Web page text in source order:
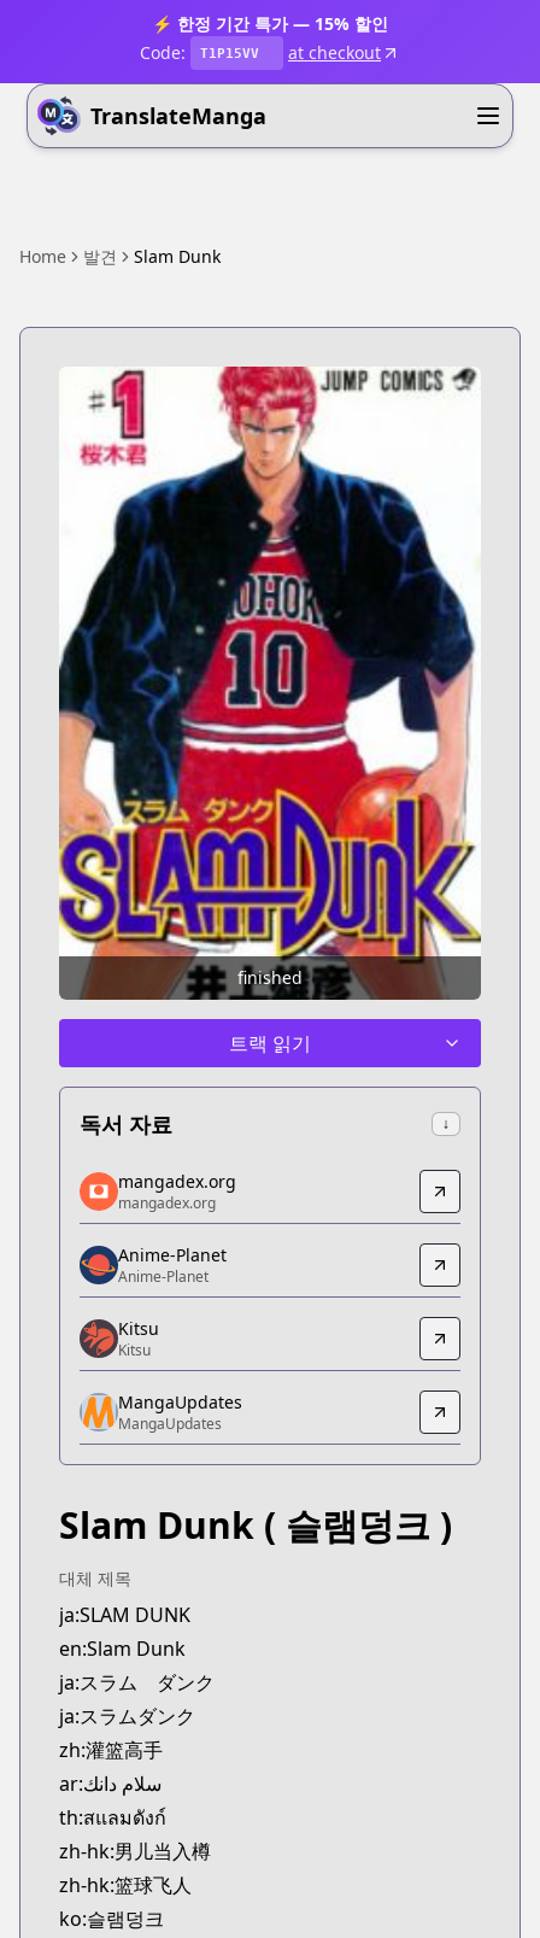
⚡ 한정 기간 특가 — 15% 할인
Code:
T1P15VV at checkout
TranslateManga
Home 발견 Slam Dunk
finished
트랙 읽기
독서 자료 ↓
mangadex.org
mangadex.org
https://mangadex.org/title/319df2e2-e6a6-4e3a-
Anime-Planet
Anime-Planet
https://www.anime-planet.com/manga/slam-dunk
Kitsu
Kitsu
https://kitsu.app/manga/133
MangaUpdates
MangaUpdates
Book☆Walker
https://bookwalker.jp/series/528926/list
Official English
Official English
mangadex.org
mangadex.org
Anime-Planet
Anime-Planet
Kitsu
Kitsu
MangaUpdates
MangaUpdates
Slam Dunk ( 슬램덩크 )
대체 제목
ja:SLAM DUNK
en:Slam Dunk
ja:スラム ダンク
ja:スラムダンク
zh:灌篮高手
ar:سلام دانك
th:สแลมดังก์
zh-hk:男儿当入樽
zh-hk:篮球飞人
ko:슬램덩크